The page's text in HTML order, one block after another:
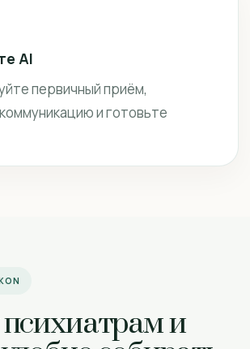
AI
первичный приём,
и готовьте
и